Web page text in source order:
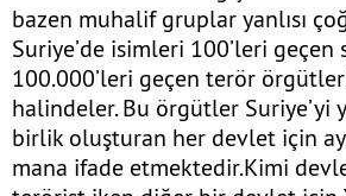
bazen muhalif gruplar yanlısı
Suriye’de isimleri 100’leri geçen
100.000’leri geçen terör
halindeler. Bu örgütler Suriye’yi
birlik oluşturan her devlet için
mana ifade etmektedir.Kimi